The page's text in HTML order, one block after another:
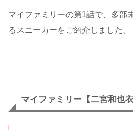
マイファミリーの第1話で、多部
るスニーカーをご紹介しました。
マイファミリー【二宮和也